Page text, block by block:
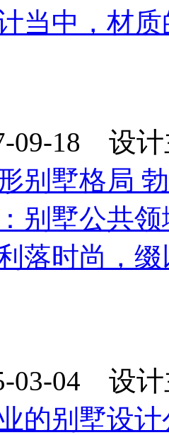
当中，材
09-18 设
别墅格局
别墅公共
落时尚，
03-04 设
的别墅设